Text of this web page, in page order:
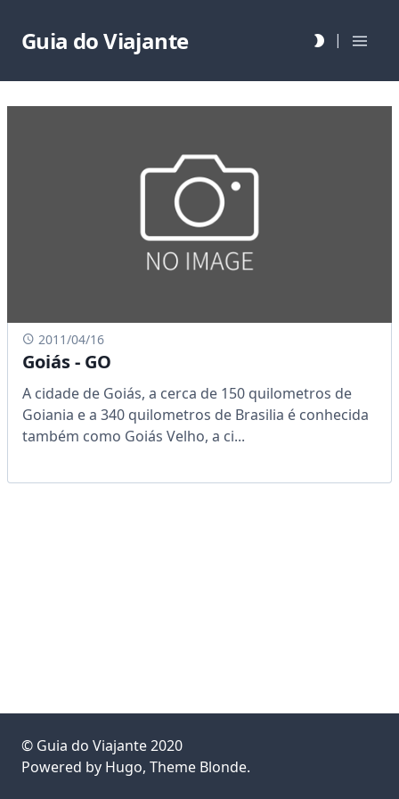
Guia do Viajante |
2011/04/16
Goiás - GO
A cidade de Goiás, a cerca de 150 quilometros de
Goiania e a 340 quilometros de Brasilia é conhecida
também como Goiás Velho, a ci...
© Guia do Viajante2020
Powered by Hugo, Theme Blonde.